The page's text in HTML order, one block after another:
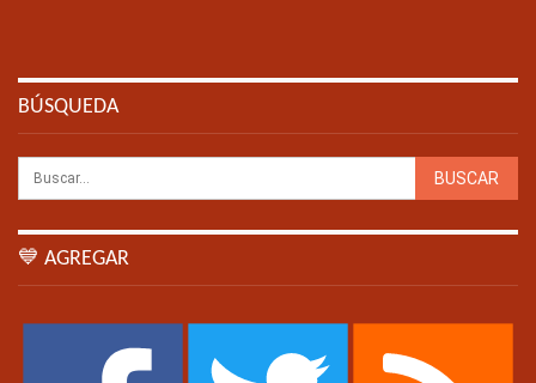
BÚSQUEDA
💙 AGREGAR